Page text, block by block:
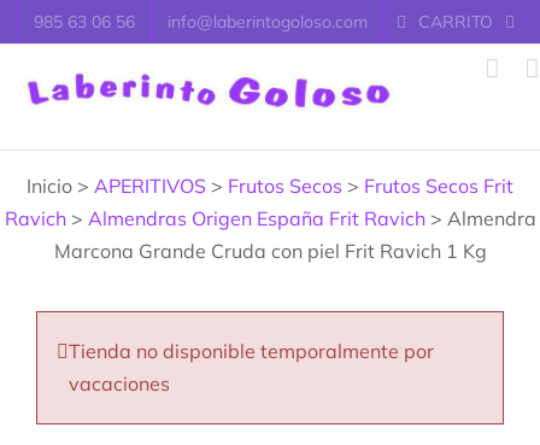
Saltar
al
contenido
985 63 06 56 info@laberintogoloso.com CARRITO
Inicio > APERITIVOS > Frutos Secos > Frutos Secos Frit
Ravich> Almendras Origen España Frit Ravich> Almendra
Marcona Grande Cruda con piel Frit Ravich 1 Kg
Tienda no disponible temporalmente por
vacaciones